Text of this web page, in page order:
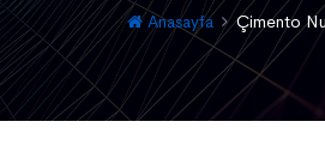
Anasayfa Çimento